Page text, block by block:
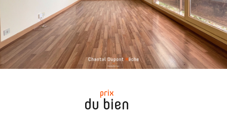
prix
du bien